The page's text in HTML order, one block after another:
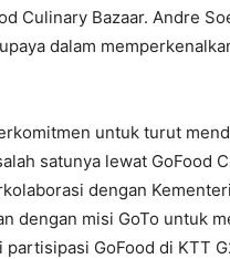
Culinary Bazaar. Andre
dalam
untuk turut
satunya lewat GoFood
dengan
dengan misi GoTo untuk
partisipasi GoFood di KTT